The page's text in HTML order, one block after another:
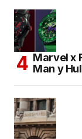
Marvel x
Man y